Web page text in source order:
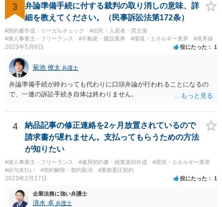
3
弁論準備手続に付する裁判の取り消しの意味、詳
細を教えてください。（民事訴訟法第172条）
#契約書作成・リーガルチェック
#住民・入居者・買主側
#個人事業主・フリーランス
#不動産・建設業界 #環境・エネルギー業界 #境界線
2023年5月8日 役にたった 1
菊池 僚太 弁護士
弁論準備手続が終わっても代わりに口頭弁論が行われることになるの
で、一連の訴訟手続き自体は終わりません。
4
納品記事の修正連絡を2ヶ月放置されているので
請求書が遅れません。支払ってもらうための方法
が知りたい
#個人事業主・フリーランス #雇用契約書・就業規則作成
#環境・エネルギー業界
#給与未払い
#契約解除・契約取消 #業務委託契約
2023年2月17日 役にたった 1
企業法務に強い弁護士
清水 卓 弁護士